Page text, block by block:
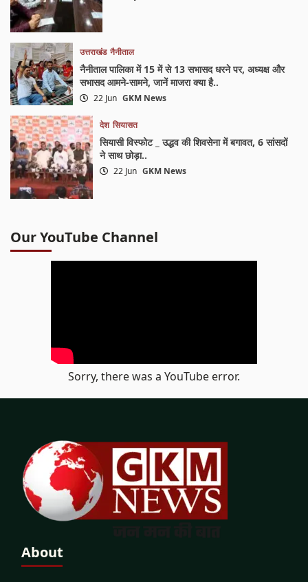
उत्तराखंड नैनीताल
नैनीताल पालिका में 15 में से 13 सभासद धरने पर, अध्यक्ष और
सभासद आमने-सामने, जानें माजरा क्या है..
22 Jun GKM News
देश सियासत
सियासी विस्फोट _ उद्धव की शिवसेना में बगावत, 6 सांसदों
ने साथ छोड़ा..
22 Jun GKM News
Our YouTube Channel
Sorry, there was a YouTube error.
About